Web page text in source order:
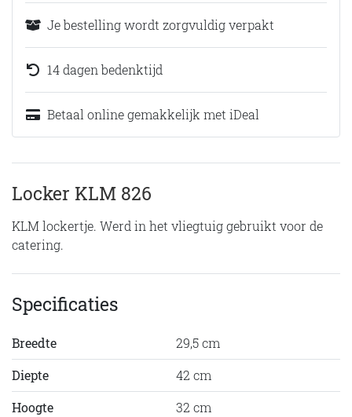
Je bestelling wordt zorgvuldig verpakt
14 dagen bedenktijd
Betaal online gemakkelijk met iDeal
Locker KLM 826
KLM lockertje. Werd in het vliegtuig gebruikt voor de
catering.
Specificaties
Breedte
29,5 cm
Diepte
42 cm
Hoogte
32 cm